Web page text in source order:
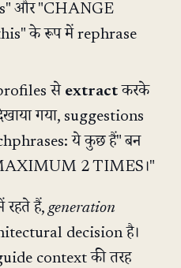
और "CHANGE
के रूप में rephrase
से extract करके
गया, suggestions
ये कुछ हैं" बन
2 TIMES।"
रहते हैं,generation
decision है।
context की तरह